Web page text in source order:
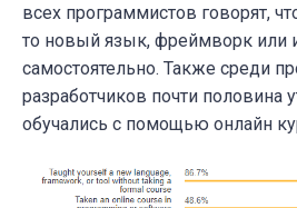
всех программистов говорят,
то новый язык, фреймворк или
самостоятельно. Также среди
разработчиков почти половина
обучались с помощью онлайн